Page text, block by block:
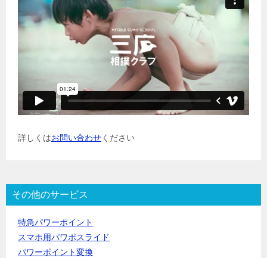
詳しくはお問い合わせください
その他のサービス
特急パワーポイント
スマホ用パワポスライド
パワーポイント変換